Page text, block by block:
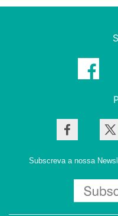
Subscreva a nossa